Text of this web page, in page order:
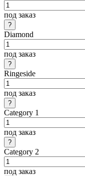
под заказ
Diamond
под заказ
Ringeside
под заказ
Category 1
под заказ
Category 2
под заказ